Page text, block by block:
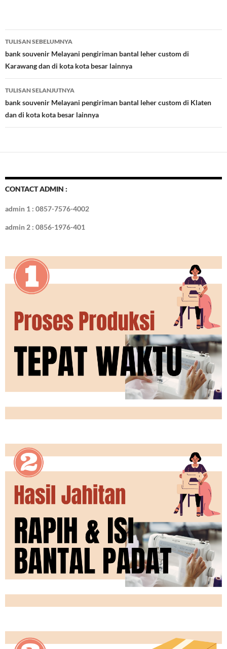
b
o
o
k
er es
t
bl
r
e
dI
n
d e
Navigasi
Tulisan
TULISAN SEBELUMNYA
bank souvenir Melayani pengiriman bantal leher custom di
Karawang dan di kota kota besar lainnya
TULISAN SELANJUTNYA
bank souvenir Melayani pengiriman bantal leher custom di Klaten
dan di kota kota besar lainnya
CONTACT ADMIN :
admin 1 : 0857-7576-4002
admin 2 : 0856-1976-401